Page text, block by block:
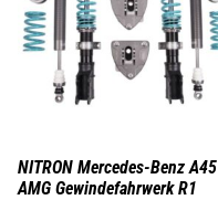
NITRON Mercedes-Benz A45
AMG Gewindefahrwerk R1